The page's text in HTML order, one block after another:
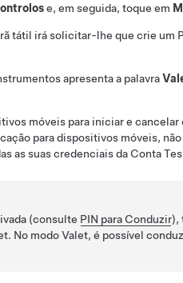
e, em seguida, toque em
tátil irá solicitar-lhe que crie um
apresenta a palavra
móveis para iniciar e cancelar
para dispositivos móveis,
as suas credenciais da Conta
(consulte PIN para Conduzir),
No modo Valet, é possível